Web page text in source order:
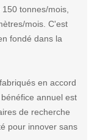
tonnes/mois,
mois. C'est
fondé dans la
en accord
annuel est
de recherche
pour innover sans